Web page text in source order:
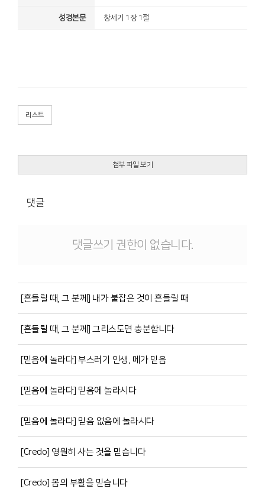
성경본문 창세기 1장 1절
리스트
첨부 파일 보기
댓글
댓글쓰기 권한이 없습니다.
[흔들릴 때, 그 분께] 내가 붙잡은 것이 흔들릴 때
[흔들릴 때, 그 분께] 그리스도면 충분합니다
[믿음에 놀라다] 부스러기 인생, 메가 믿음
[믿음에 놀라다] 믿음에 놀라시다
[믿음에 놀라다] 믿음 없음에 놀라시다
[Credo] 영원히 사는 것을 믿습니다
[Credo] 몸의 부활을 믿습니다